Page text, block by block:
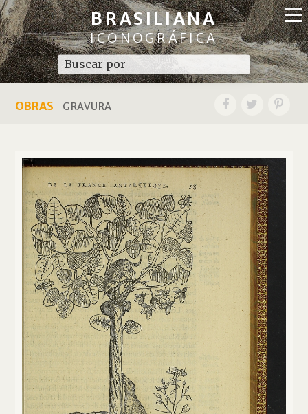
BRASILIANA
ICONOGRÁFICA
OBRAS GRAVURA